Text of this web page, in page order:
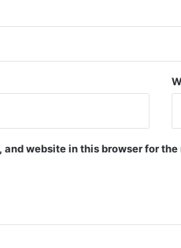
and website in this browser for